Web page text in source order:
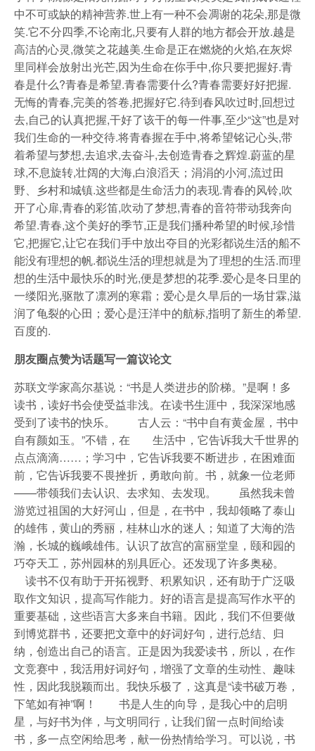
中不可或缺的精神营养.世上有一种不会凋谢的花朵,那是微
笑.它不分四季,不论南北,只要有人群的地方都会开放.越是
高洁的心灵,微笑之花越美.生命是正在燃烧的火焰,在灰烬
里同样会放射出光芒,因为生命在你手中,你只要把握好.青
春是什么?青春是希望.青春需要什么?青春需要好好把握.
无悔的青春,完美的答卷,把握好它.待到春风吹过时,回想过
去,自己的认真把握,干好了该干的每一件事,至少“这”也是对
我们生命的一种交待.将青春握在手中,将希望铭记心头,带
着希望与梦想,去追求,去奋斗,去创造青春之辉煌.蔚蓝的星
球,不息旋转,壮阔的大海,白浪滔天；涓涓的小河,流过田
野、乡村和城镇.这些都是生命活力的表现.青春的风铃,吹
开了心扉,青春的彩笛,吹动了梦想,青春的音符带动我奔向
希望.青春,这个美好的季节,正是我们播种希望的时候,珍惜
它,把握它,让它在我们手中放出夺目的光彩都说生活的船不
能没有理想的帆.都说生活的理想就是为了理想的生活.而理
想的生活中最快乐的时光,便是梦想的花季.爱心是冬日里的
一缕阳光,驱散了凛冽的寒霜；爱心是久旱后的一场甘霖,滋
润了龟裂的心田；爱心是汪洋中的航标,指明了新生的希望.
百度的.
朋友圈点赞为话题写一篇议论文
苏联文学家高尔基说：“书是人类进步的阶梯。”是啊！多
读书，读好书会使受益非浅。在读书生涯中，我深深地感
受到了读书的快乐。 古人云：“书中自有黄金屋，书中
自有颜如玉。”不错，在 生活中，它告诉我大千世界的
点点滴滴……；学习中，它告诉我要不断进步，在困难面
前，它告诉我要不畏挫折，勇敢向前。书，就象一位老师
——带领我们去认识、去求知、去发现。 虽然我未曾
游览过祖国的大好河山，但是，在书中，我却领略了泰山
的雄伟，黄山的秀丽，桂林山水的迷人；知道了大海的浩
瀚，长城的巍峨雄伟。认识了故宫的富丽堂皇，颐和园的
巧夺天工，苏州园林的别具匠心。还发现了许多奥秘。
读书不仅有助于开拓视野、积累知识，还有助于广泛吸
取作文知识，提高写作能力。好的语言是提高写作水平的
重要基础，这些语言大多来自书籍。因此，我们不但要做
到博览群书，还要把文章中的好词好句，进行总结、归
纳，创造出自己的语言。正是因为我爱读书，所以，在作
文竞赛中，我活用好词好句，增强了文章的生动性、趣味
性，因此我脱颖而出。我快乐极了，这真是“读书破万卷，
下笔如有神”啊！ 书是人生的向导，是我心中的启明
星，与好书为伴，与文明同行，让我们留一点时间给读
书，多一点空闲给思考，献一份热情给学习。可以说，书